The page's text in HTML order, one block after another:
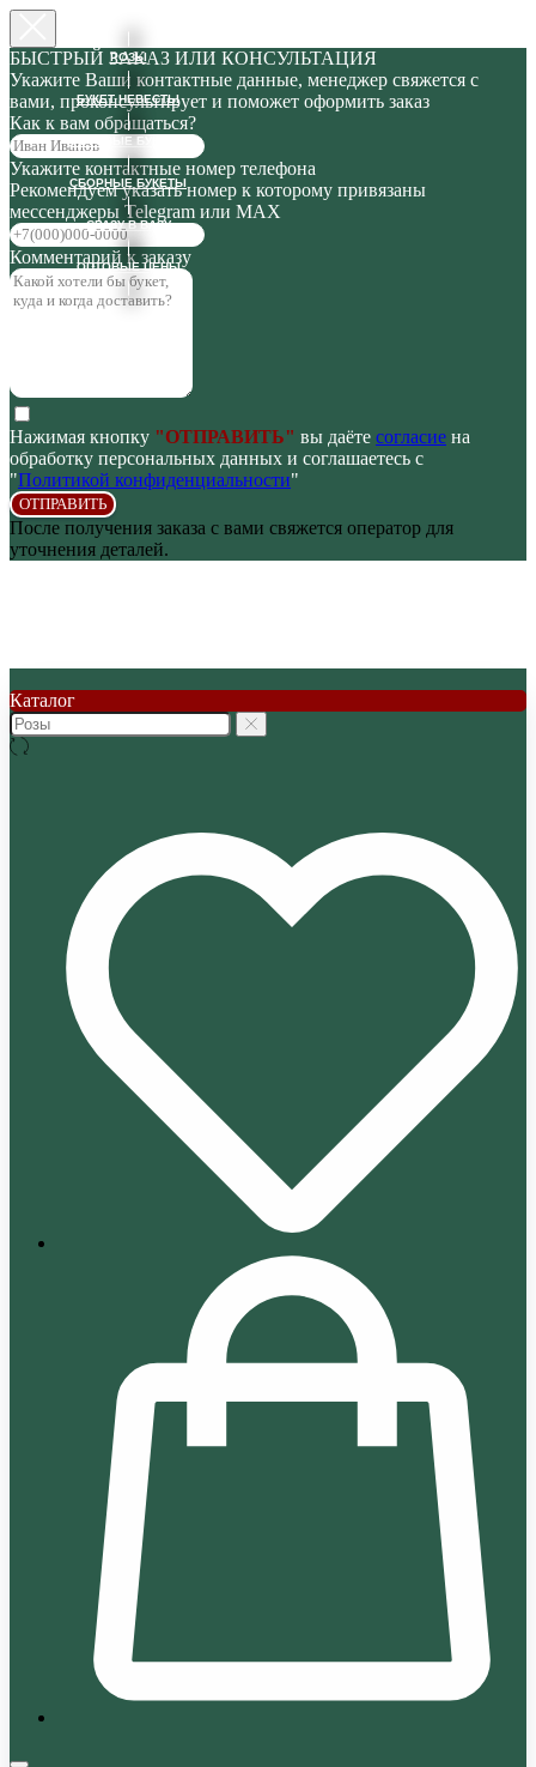
БЫСТРЫЙ ЗАКАЗ ИЛИ КОНСУЛЬТАЦИЯ
Укажите Ваши контактные данные, менеджер свяжется с
вами, проконсультирует и поможет оформить заказ
Как к вам обращаться?
Укажите контактные номер телефона
Рекомендуем указать номер к которому привязаны
мессенджеры Telegram или MAX
Комментарий к заказу
Нажимая кнопку "ОТПРАВИТЬ" вы даёте согласие на
обработку персональных данных и соглашаетесь с
"Политикой конфиденциальности"
ОТПРАВИТЬ
После получения заказа с вами свяжется оператор для
уточнения деталей.
Каталог
РОЗЫ
БУКЕТ НЕВЕСТЫ
ГОТОВЫЕ БУКЕТЫ
СБОРНЫЕ БУКЕТЫ
СРАЗУ В ВАЗУ
ОПТОВЫЕ ЦЕНЫ